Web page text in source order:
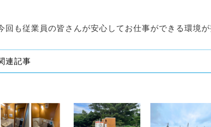
回も従業員の皆さんが安心してお仕事ができる環境が
連記事